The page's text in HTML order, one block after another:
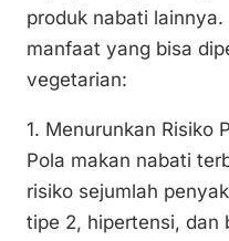
produk nabati
manfaat yang bisa
vegetarian:
1. Menurunkan Risiko
Pola makan nabati
risiko sejumlah
tipe 2, hipertensi, dan